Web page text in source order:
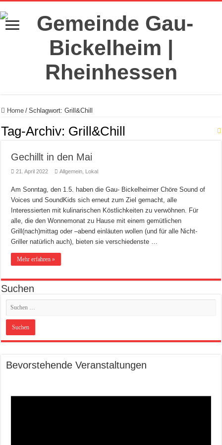
Home / Schlagwort:Grill&Chill
Tag-Archiv: Grill&Chill
Gechillt in den Mai
21. April 2022 Allgemein Lokal
Am Sonntag, den 1.5. haben die Gau- Bickelheimer Chöre Sound of
Voices und SoundKids sich erneut zum Ziel gemacht, alle
Interessierten mit kulinarischen Köstlichkeiten zu verwöhnen. Für
alle, die den Wonnemonat zu Hause mit einem gemütlichen
Grill(nach)mittag oder –abend einläuten wollen (und für alle Nicht-
Griller natürlich auch), bieten sie verschiedenste …
Mehr erfahren »
Suchen
Bevorstehende Veranstaltungen